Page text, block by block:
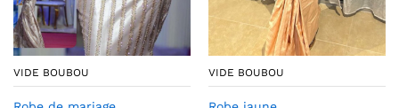
VIDE BOUBOU VIDE BOUBOU